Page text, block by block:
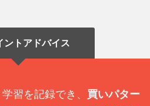
ントアドバイス
習を記録でき、 買いパター